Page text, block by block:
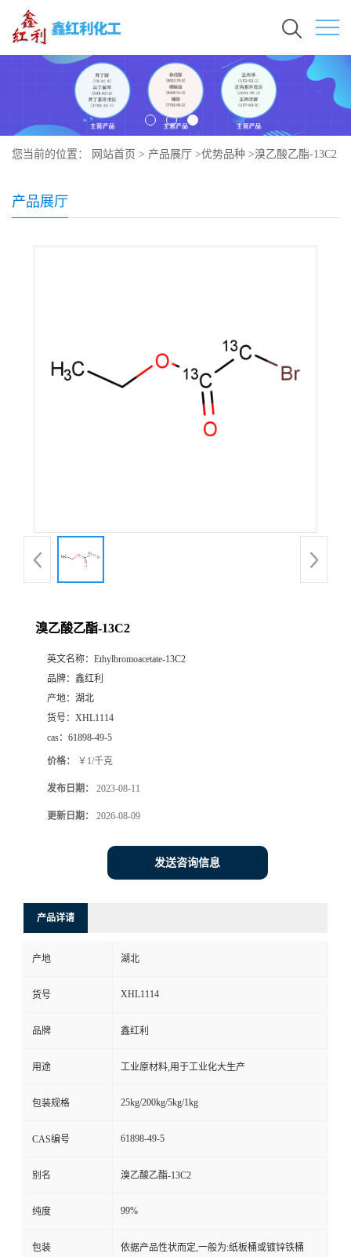
您当前的位置： 网站首页 > 产品展厅 >优势品种 >溴乙酸乙酯-13C2
产品展厅
溴乙酸乙酯-13C2
英文名称： Ethylbromoacetate-13C2
品牌： 鑫红利
产地： 湖北
货号： XHL1114
cas： 61898-49-5
价格： ￥1/千克
发布日期： 2023-08-11
更新日期： 2026-08-09
发送咨询信息
产品详请
产地 湖北
货号 XHL1114
品牌 鑫红利
用途 工业原材料,用于工业化大生产
包装规格 25kg/200kg/5kg/1kg
CAS编号 61898-49-5
别名 溴乙酸乙酯-13C2
纯度 99%
包装 依据产品性状而定,一般为:纸板桶或镀锌铁桶